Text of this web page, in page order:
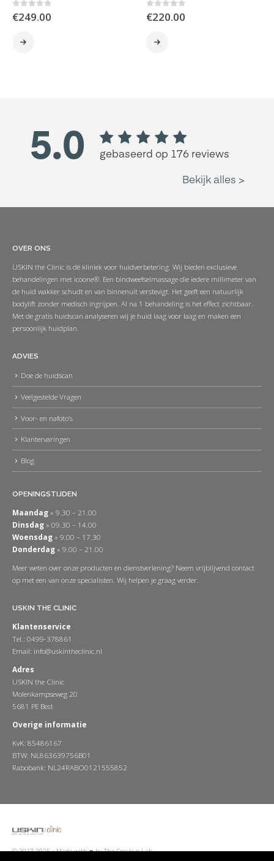
0out of 5
€249.00 0out of 5
€220.00
OVER ONS
USKIN the Clinic is dé kliniek voor huidverbetering. Wij bieden exclusieve
behandelingen met icoone®. Een bindweefselmassage die iedere millimeter van
de huid wakker schudt en van binnenuit verstevigt. Het geeft een natuurlijk
bodylift zonder medisch ingrijpen. Al na 1 behandeling is het effect zichtbaar.
Met de gratis huidscan analyseren wij je huid laag voor laag en maken een
persoonlijk huidplan.
ADVIES
Doe de huidscan
Veelgestelde Vragen
Voor- en nafoto’s
Klantervaringen
Blog
OPENINGSTIJDEN
Maandag » 9.30 – 21.00
Dinsdag » 09.30 – 14.00
Woensdag » 9.00 – 17.30
Donderdag » 9.00 – 21.00
Meer weten over onze producten en dienstverlening? Neem vrijblijvend contact
op met een van onze specialisten. Wij helpen je graag verder.
USKIN THE CLINIC
Klantenservice
Tel.: 0499-378861
Email: info@uskintheclinic.nl
Adres
USKIN the Clinic
Molenkampseweg 20
5681 PE Best
Overige informatie
KvK: 85486167
BTW: NL863639756B01
Rabobank: NL24RABO0121555852
© 2017-2025 •Made with ♥ by The Creative Lab